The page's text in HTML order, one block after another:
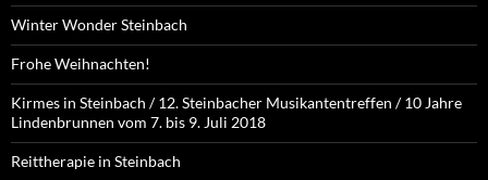
Winter Wonder Steinbach
Frohe Weihnachten!
Kirmes in Steinbach / 12. Steinbacher Musikantentreffen / 10 Jahre
Lindenbrunnen vom 7. bis 9. Juli 2018
Reittherapie in Steinbach